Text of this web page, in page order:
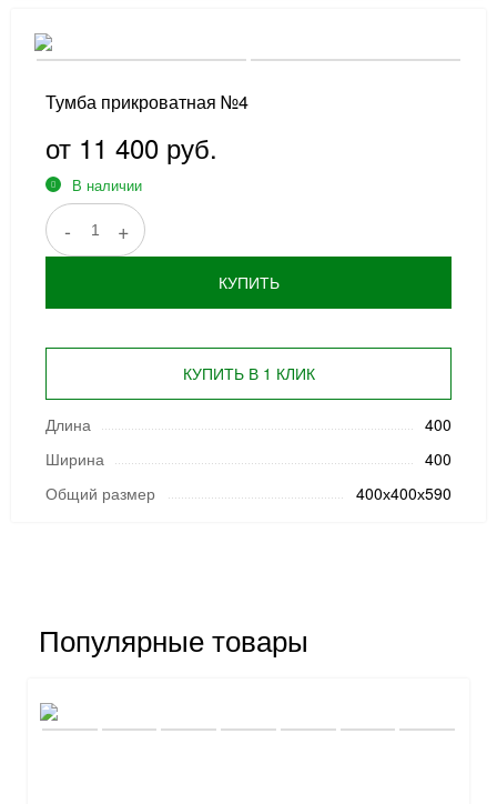
Тумба прикроватная №4
от 11 400 руб.
В наличии
- +
КУПИТЬ
КУПИТЬ В 1 КЛИК
Длина
400
Ширина
400
Общий размер
400х400х590
Популярные товары